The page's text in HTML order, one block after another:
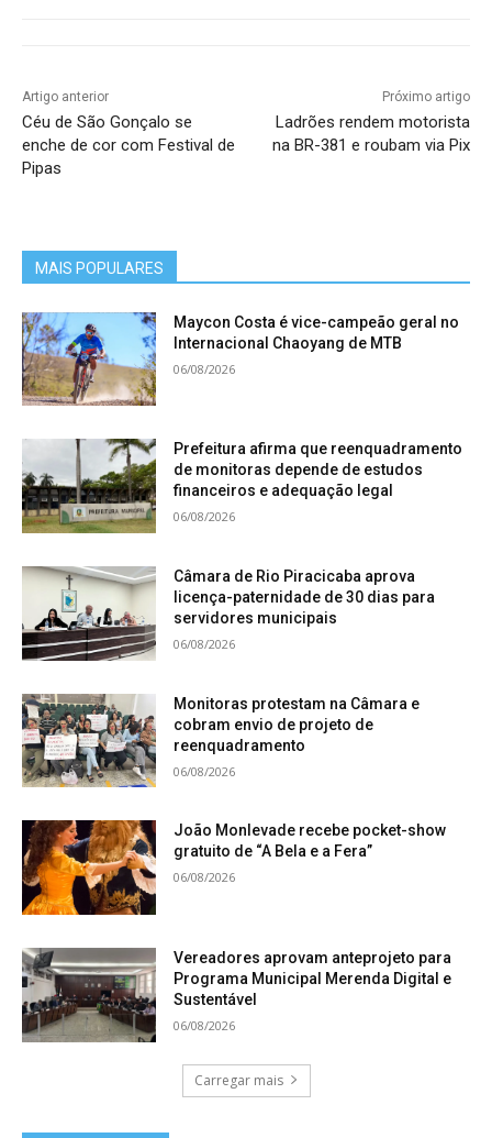
Artigo anterior
Céu de São Gonçalo se
enche de cor com Festival de
Pipas
Próximo artigo
Ladrões rendem motorista
na BR-381 e roubam via Pix
MAIS POPULARES
Maycon Costa é vice-campeão geral no
Internacional Chaoyang de MTB
06/08/2026
Prefeitura afirma que reenquadramento
de monitoras depende de estudos
financeiros e adequação legal
06/08/2026
Câmara de Rio Piracicaba aprova
licença-paternidade de 30 dias para
servidores municipais
06/08/2026
Monitoras protestam na Câmara e
cobram envio de projeto de
reenquadramento
06/08/2026
João Monlevade recebe pocket-show
gratuito de “A Bela e a Fera”
06/08/2026
Vereadores aprovam anteprojeto para
Programa Municipal Merenda Digital e
Sustentável
06/08/2026
Carregar mais